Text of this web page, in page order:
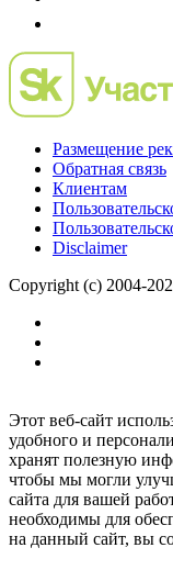
Размещение
Обратная связь
Клиентам
Disclaimer
Copyright (c) 2004-
Этот веб-сайт
удобного и
хранят полезную
чтобы мы могли
сайта для вашей
необходимы для
на данный сайт, вы